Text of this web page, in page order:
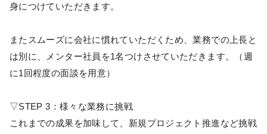
身につけていただきます。
またスムーズに会社に慣れていただくため、業務での上長と
は別に、メンター社員を1名つけさせていただきます。（週
に1回程度の面談を用意）
▽STEP 3：様々な業務に挑戦
これまでの成果を加味して、新規プロジェクト推進など挑戦